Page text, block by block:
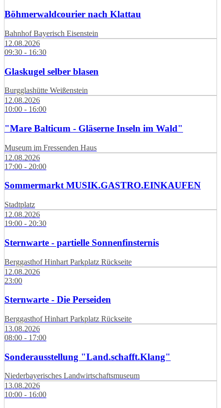
Böhmerwaldcourier nach Klattau
Bahnhof Bayerisch Eisenstein
12.08.2026
09:30 - 16:30
Glaskugel selber blasen
Burgglashütte Weißenstein
12.08.2026
10:00 - 16:00
"Mare Balticum - Gläserne Inseln im Wald"
Museum im Fressenden Haus
12.08.2026
17:00 - 20:00
Sommermarkt MUSIK.GASTRO.EINKAUFEN
Stadtplatz
12.08.2026
19:00 - 20:30
Sternwarte - partielle Sonnenfinsternis
Berggasthof Hinhart Parkplatz Rückseite
12.08.2026
23:00
Sternwarte - Die Perseiden
Berggasthof Hinhart Parkplatz Rückseite
13.08.2026
08:00 - 17:00
Sonderausstellung "Land.schafft.Klang"
Niederbayerisches Landwirtschaftsmuseum
13.08.2026
10:00 - 16:00